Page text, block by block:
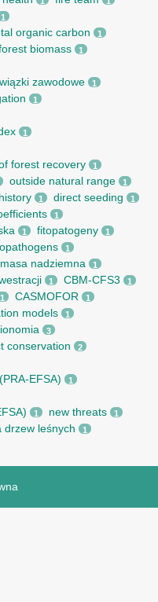
1
organic carbon 1
biomass 1
zawodowe 1
1
1
forest recovery 1
outside natural range 1
1 direct seeding 1
1
1 fitopatogeny 1
1
nadziemna 1
1 CBM-CFS3 1
1 CASMOFOR 1
models 1
3
conservation 2
EFSA) 1
1 new threats 1
drzew leśnych 1